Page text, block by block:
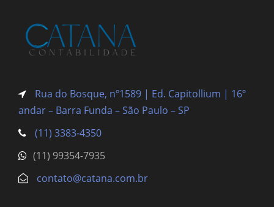
Rua do Bosque, nº1589 | Ed. Capitollium | 16º
andar – Barra Funda – São Paulo – SP
(11) 3383-4350
(11) 99354-7935
contato@catana.com.br